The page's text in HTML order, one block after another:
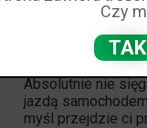
jest by palenie nie
radość. Warto
marihuanę.
ulubionej
Absolutnie nie
jazdą
myśl przejdzie ci
Czy
TAK